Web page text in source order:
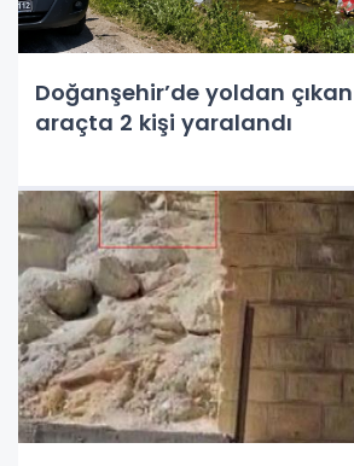
Doğanşehir’de yoldan
araçta 2 kişi yaralandı